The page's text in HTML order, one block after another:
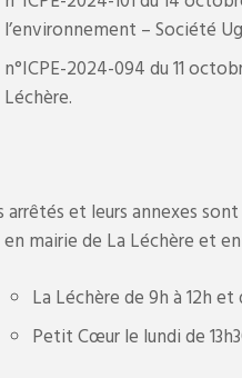
l’environnement – Société
n°ICPE-2024-094 du 11
Léchère.
arrêtés et leurs annexes
en mairie de La Léchère et
La Léchère de 9h à 12h et
Petit Cœur le lundi de